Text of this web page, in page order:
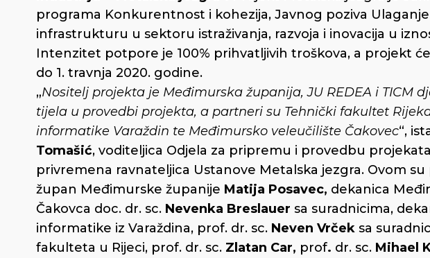
programa Konkurentnost i kohezija, Javnog poziva
infrastrukturu u sektoru istraživanja, razvoja i inovacija u
Intenzitet potpore je 100% prihvatljivih troškova, a projekt
do 1. travnja 2020. godine.
„Nositelj projekta je Međimurska županija, JU REDEA i TICM
tijela u provedbi projekta, a partneri su Tehnički fakultet
informatike Varaždin te Međimursko veleučilište Čakovec“,
Tomašić, voditeljica Odjela za pripremu i provedbu
privremena ravnateljica Ustanove Metalska jezgra. Ovom
župan Međimurske županije Matija Posavec, dekanica
Čakovca doc. dr. sc. Nevenka Breslauer sa suradnicima,
informatike iz Varaždina, prof. dr. sc. Neven Vrček sa
fakulteta u Rijeci, prof. dr. sc. Zlatan Car, prof. dr. sc. Mihael